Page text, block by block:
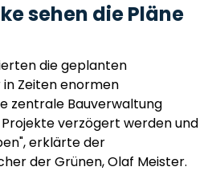
sehen die Pläne
die geplanten
Zeiten enormen
zentrale Bauverwaltung
verzögert werden und
erklärte der
der Grünen, Olaf Meister.